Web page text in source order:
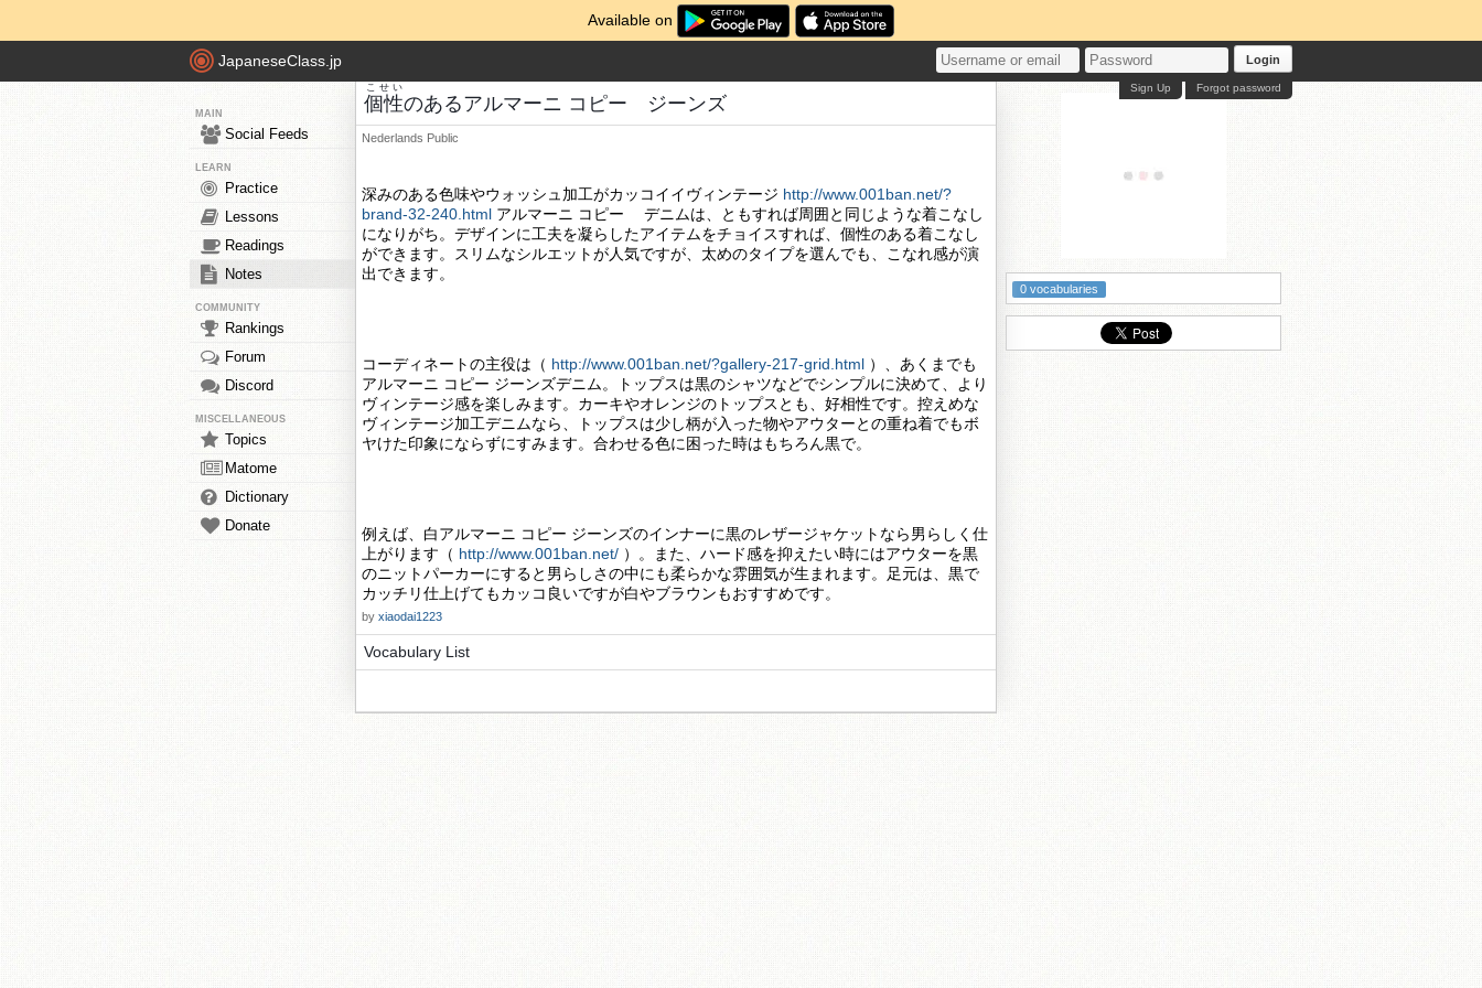
Available on
JapaneseClass.jp Login
Forgot password
Sign Up
MAIN
Social Feeds
LEARN
Practice
Lessons
Readings
Notes
COMMUNITY
Rankings
Forum
Discord
MISCELLANEOUS
Topics
Matome
Dictionary
Donate
個性
こせい
のあるアルマーニ コピー ジーンズ
Nederlands Public
深みのある色味やウォッシュ加工がカッコイイヴィンテージ http://www.001ban.net/?
brand-32-240.html アルマーニ コピー デニムは、ともすれば周囲と同じような着こなし
になりがち。デザインに工夫を凝らしたアイテムをチョイスすれば、個性のある着こなし
ができます。スリムなシルエットが人気ですが、太めのタイプを選んでも、こなれ感が演
出できます。
コーディネートの主役は（ http://www.001ban.net/?gallery-217-grid.html ）、あくまでも
アルマーニ コピー ジーンズデニム。トップスは黒のシャツなどでシンプルに決めて、より
ヴィンテージ感を楽しみます。カーキやオレンジのトップスとも、好相性です。控えめな
ヴィンテージ加工デニムなら、トップスは少し柄が入った物やアウターとの重ね着でもボ
ヤけた印象にならずにすみます。合わせる色に困った時はもちろん黒で。
例えば、白アルマーニ コピー ジーンズのインナーに黒のレザージャケットなら男らしく仕
上がります（ http://www.001ban.net/ ）。また、ハード感を抑えたい時にはアウターを黒
のニットパーカーにすると男らしさの中にも柔らかな雰囲気が生まれます。足元は、黒で
カッチリ仕上げてもカッコ良いですが白やブラウンもおすすめです。
by xiaodai1223
Vocabulary List
0 vocabularies